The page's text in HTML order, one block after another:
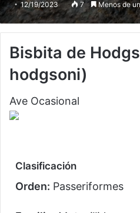
12/19/2023 7 Menos de
Bisbita de
hodgsoni)
Ave Ocasional
Clasificación
Orden: Passeriformes